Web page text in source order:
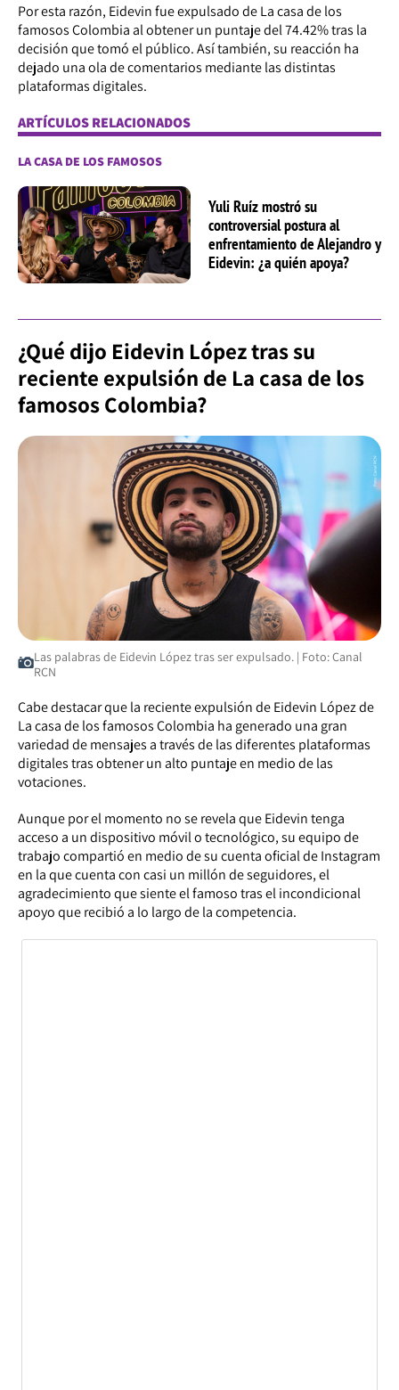
Por esta razón, Eidevin fue expulsado de La casa de los
famosos Colombia al obtener un puntaje del 74.42% tras la
decisión que tomó el público. Así también, su reacción ha
dejado una ola de comentarios mediante las distintas
plataformas digitales.
ARTÍCULOS RELACIONADOS
LA CASA DE LOS FAMOSOS
Yuli Ruíz mostró su
controversial postura al
enfrentamiento de Alejandro y
Eidevin: ¿a quién apoya?
¿Qué dijo Eidevin López tras su
reciente expulsión de La casa de los
famosos Colombia?
Las palabras de Eidevin López tras ser expulsado. | Foto: Canal
RCN
Cabe destacar que la reciente expulsión de Eidevin López de
La casa de los famosos Colombia ha generado una gran
variedad de mensajes a través de las diferentes plataformas
digitales tras obtener un alto puntaje en medio de las
votaciones.
Aunque por el momento no se revela que Eidevin tenga
acceso a un dispositivo móvil o tecnológico, su equipo de
trabajo compartió en medio de su cuenta oficial de Instagram
en la que cuenta con casi un millón de seguidores, el
agradecimiento que siente el famoso tras el incondicional
apoyo que recibió a lo largo de la competencia.